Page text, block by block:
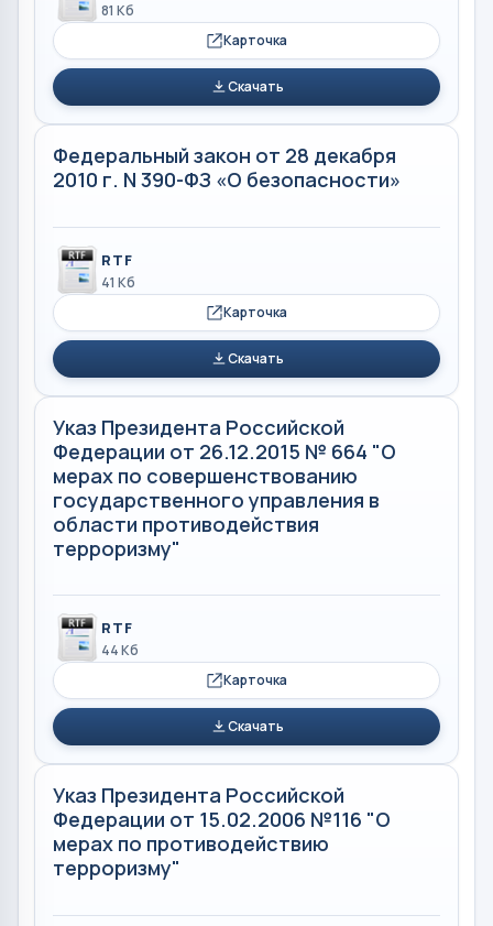
81 Кб
Карточка
Скачать
Федеральный закон от 28 декабря
2010 г. N 390-ФЗ «О безопасности»
RTF
41 Кб
Карточка
Скачать
Указ Президента Российской
Федерации от 26.12.2015 № 664 "О
мерах по совершенствованию
государственного управления в
области противодействия
терроризму"
RTF
44 Кб
Карточка
Скачать
Указ Президента Российской
Федерации от 15.02.2006 №116 "О
мерах по противодействию
терроризму"